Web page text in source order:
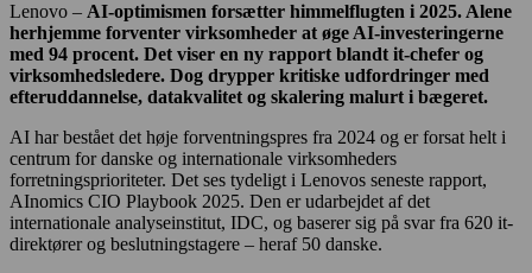
Lenovo – AI-optimismen forsætter himmelflugten i 2025. Alene
herhjemme forventer virksomheder at øge AI-investeringerne
med 94 procent. Det viser en ny rapport blandt it-chefer og
virksomhedsledere. Dog drypper kritiske udfordringer med
efteruddannelse, datakvalitet og skalering malurt i bægeret.
AI har bestået det høje forventningspres fra 2024 og er forsat helt i
centrum for danske og internationale virksomheders
forretningsprioriteter. Det ses tydeligt i Lenovos seneste rapport,
AInomics CIO Playbook 2025. Den er udarbejdet af det
internationale analyseinstitut, IDC, og baserer sig på svar fra 620 it-
direktører og beslutningstagere – heraf 50 danske.